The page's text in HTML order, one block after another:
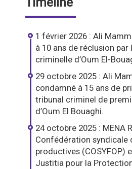
1 février 2026 : Ali
à 10 ans de réclusion par
criminelle d’Oum El-
29 octobre 2025 : Ali
condamné à 15 ans de
tribunal criminel de
d’Oum El Bouaghi.
24 octobre 2025 : MENA
Confédération syndicale
productives (COSYFOP)
Justitia pour la